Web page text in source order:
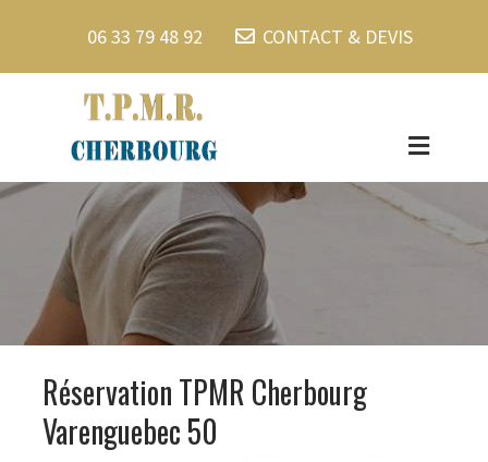
06 33 79 48 92 CONTACT & DEVIS
Réservation TPMR Cherbourg
Varenguebec 50